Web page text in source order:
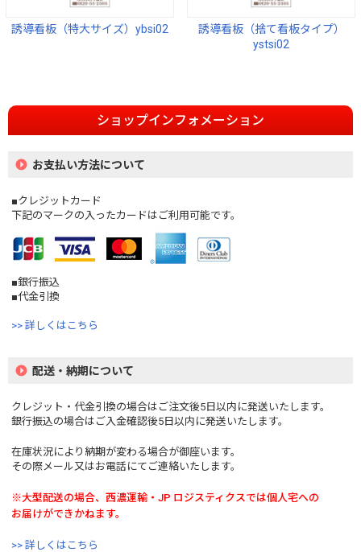
誘導看板（特大サイズ）ybsi02
誘導看板（捨て看板タイプ）
ystsi02
ショップインフォメーション
お支払い方法について
■クレジットカード
下記のマークの入ったカードはご利用可能です。
■銀行振込
■代金引換
>> 詳しくはこちら
配送・納期について
クレジット・代金引換の場合はご注文後5日以内に発送いたします。
銀行振込の場合はご入金確認後5日以内に発送いたします。
在庫状況により納期が変わる場合が御座います。
その際メール又はお電話にてご連絡いたします。
※大型配送の場合、西濃運輸・JP ロジスティクスでは個人宅への
お届けができかねます。
>> 詳しくはこちら